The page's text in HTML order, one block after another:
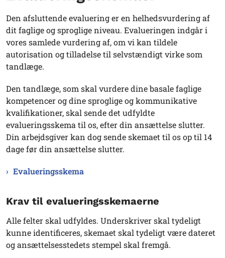
Den afsluttende evaluering er en helhedsvurdering af
dit faglige og sproglige niveau. Evalueringen indgår i
vores samlede vurdering af, om vi kan tildele
autorisation og tilladelse til selvstændigt virke som
tandlæge.
Den tandlæge, som skal vurdere dine basale faglige
kompetencer og dine sproglige og kommunikative
kvalifikationer, skal sende det udfyldte
evalueringsskema til os, efter din ansættelse slutter.
Din arbejdsgiver kan dog sende skemaet til os op til 14
dage før din ansættelse slutter.
Evalueringsskema
Krav til evalueringsskemaerne
Alle felter skal udfyldes. Underskriver skal tydeligt
kunne identificeres, skemaet skal tydeligt være dateret
og ansættelsesstedets stempel skal fremgå.